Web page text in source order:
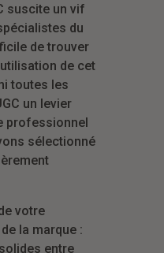
suscite un vif
du
de trouver
de cet
toutes les
un levier
professionnel
sélectionné
votre
la marque :
entre